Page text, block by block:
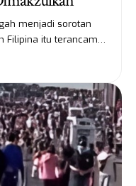
menjadi sorotan
Filipina itu terancam…